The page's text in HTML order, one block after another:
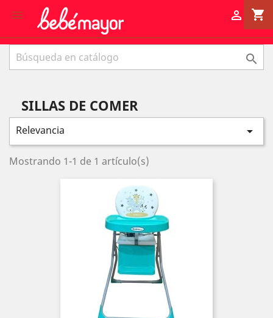
 shopping_cart


SILLAS DE COMER
Relevancia 
Mostrando 1-1 de 1 artículo(s)